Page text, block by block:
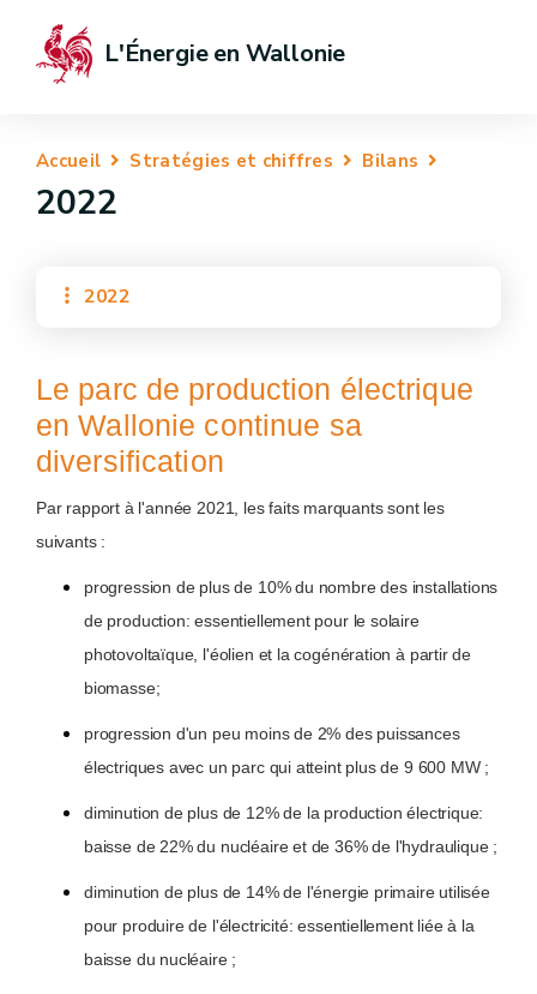
L'Énergie en Wallonie
Accueil Stratégies et chiffres Bilans
2022
2022
Le parc de production électrique
en Wallonie continue sa
diversification
Par rapport à l'année 2021, les faits marquants sont les
suivants :
progression de plus de 10% du nombre des installations
de production: essentiellement pour le solaire
photovoltaïque, l'éolien et la cogénération à partir de
biomasse;
progression d'un peu moins de 2% des puissances
électriques avec un parc qui atteint plus de 9 600 MW ;
diminution de plus de 12% de la production électrique:
baisse de 22% du nucléaire et de 36% de l'hydraulique ;
diminution de plus de 14% de l'énergie primaire utilisée
pour produire de l'électricité: essentiellement liée à la
baisse du nucléaire ;